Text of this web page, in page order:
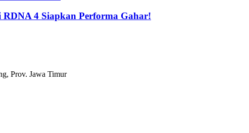
4 Siapkan Performa Gahar!
Prov. Jawa Timur